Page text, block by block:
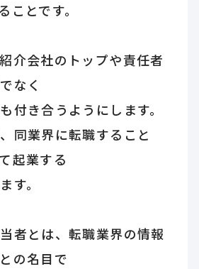
ことです。
介会社のトップや責任者
なく
付き合うようにします。
同業界に転職すること
起業する
す。
者とは、転職業界の情報
の名目で